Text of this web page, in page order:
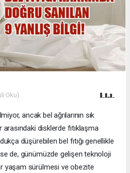
Oku)
ancak bel ağrılarının sık
disklerde fıtıklaşma
düşürebilen bel fıtığı genellikle
de, günümüzde gelişen teknoloji
yaşam sürülmesi ve obezite